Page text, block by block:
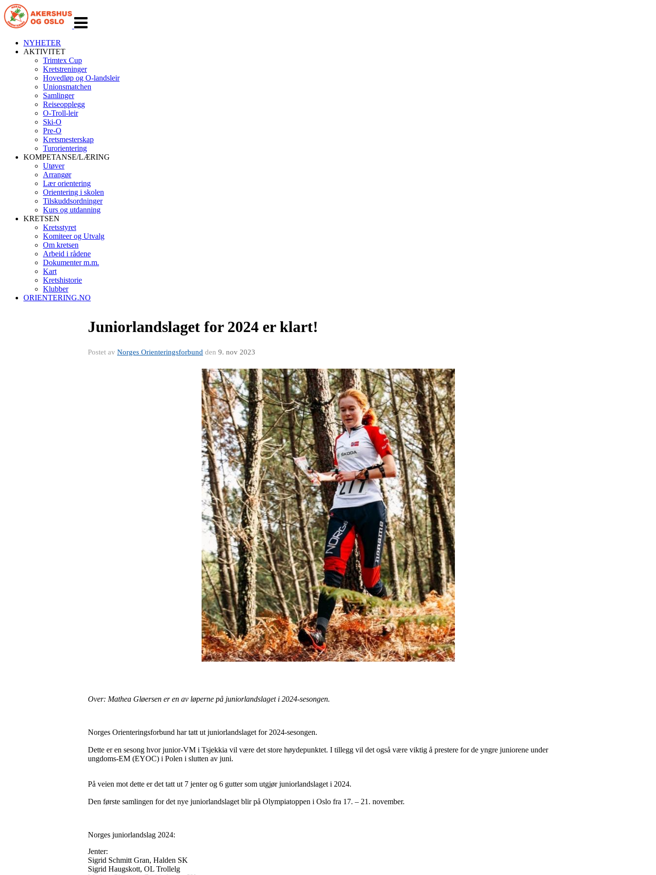
navigasjon
NYHETER
AKTIVITET
Trimtex Cup
Kretstreninger
Hovedløp og O-landsleir
Unionsmatchen
Samlinger
Reiseopplegg
O-Troll-leir
Ski-O
Pre-O
Kretsmesterskap
Turorientering
KOMPETANSE/LÆRING
Utøver
Arrangør
Lær orientering
Orientering i skolen
Tilskuddsordninger
Kurs og utdanning
KRETSEN
Kretsstyret
Komiteer og Utvalg
Om kretsen
Arbeid i rådene
Dokumenter m.m.
Kart
Kretshistorie
Klubber
ORIENTERING.NO
Juniorlandslaget for 2024 er klart!
Postet av Norges Orienteringsforbund den 9. nov 2023
Over: Mathea Gløersen er en av løperne på juniorlandslaget i 2024-sesongen.
Norges Orienteringsforbund har tatt ut juniorlandslaget for 2024-sesongen.
Dette er en sesong hvor junior-VM i Tsjekkia vil være det store høydepunktet. I tillegg vil det også være viktig å prestere for de yngre juniorene under
ungdoms-EM (EYOC) i Polen i slutten av juni.
På veien mot dette er det tatt ut 7 jenter og 6 gutter som utgjør juniorlandslaget i 2024.
Den første samlingen for det nye juniorlandslaget blir på Olympiatoppen i Oslo fra 17. – 21. november.
Norges juniorlandslag 2024:
Jenter:
Sigrid Schmitt Gran, Halden SK
Sigrid Haugskott, OL Trollelg